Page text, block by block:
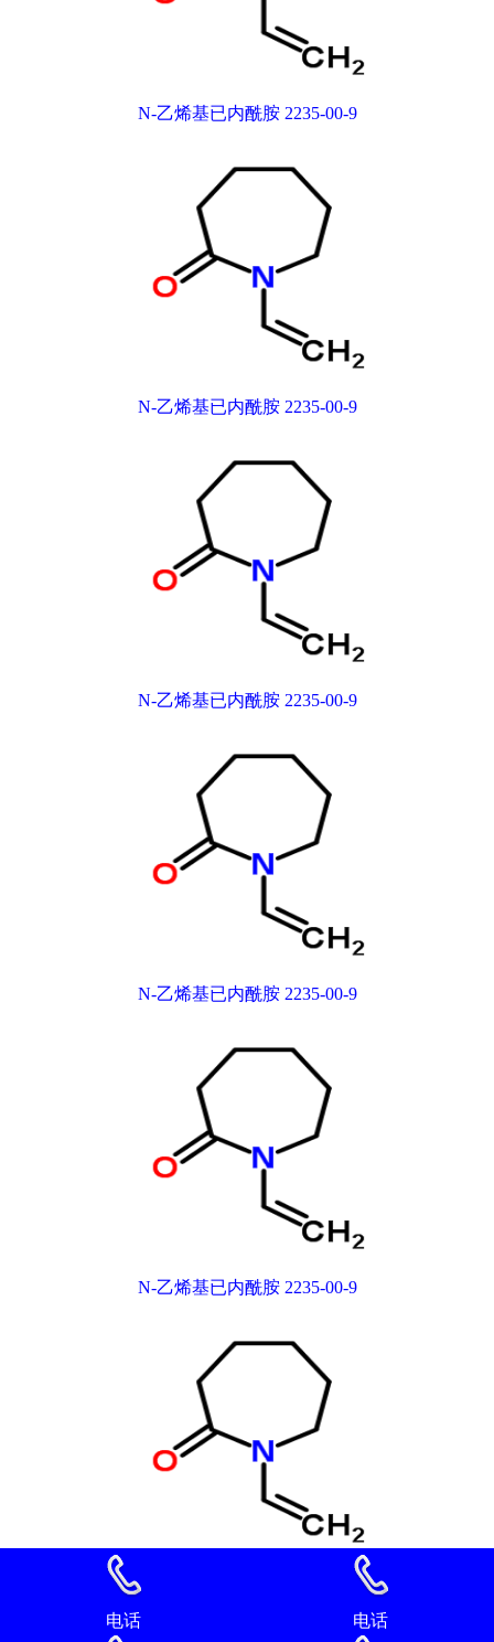
N-乙烯基已内酰胺 2235-00-9
N-乙烯基已内酰胺 2235-00-9
N-乙烯基已内酰胺 2235-00-9
N-乙烯基已内酰胺 2235-00-9
N-乙烯基已内酰胺 2235-00-9
N-乙烯基已内酰胺 2235-00-9
电话 电话